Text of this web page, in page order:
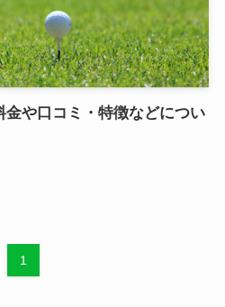
や口コミ・特徴などについ
1